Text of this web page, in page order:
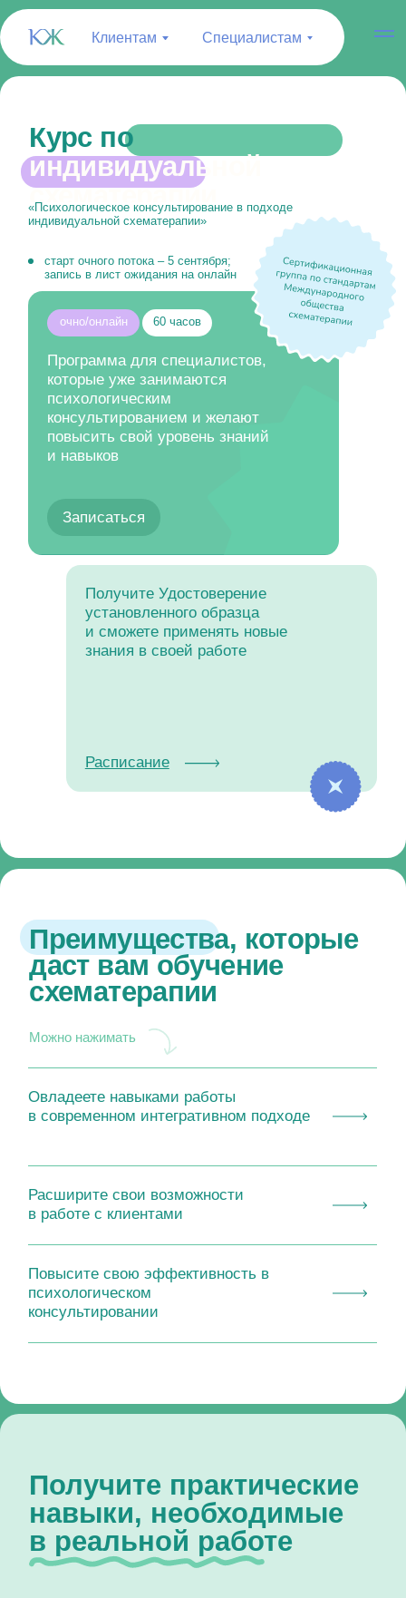
Клиентам Специалистам
которые уже занимаются
психологическим
консультированием и желают
повысить свой уровень знаний
и навыков
Курс по
индивидуальной
схематерапии
запись в лист ожидания на онлайн
очно/онлайн 60 часов
индивидуальной схематерапии»
Получите Удостоверение
установленного образца
и сможете применять новые
знания в своей работе
Можно нажимать
Овладеете навыками работы
в современном интегративном подходе
в работе с клиентами
Повысите свою эффективность в
психологическом
даст вам обучение
схематерапии
Преимущества, которые
даст вам
в реальной работе
Получите практические
Научитесь применять: